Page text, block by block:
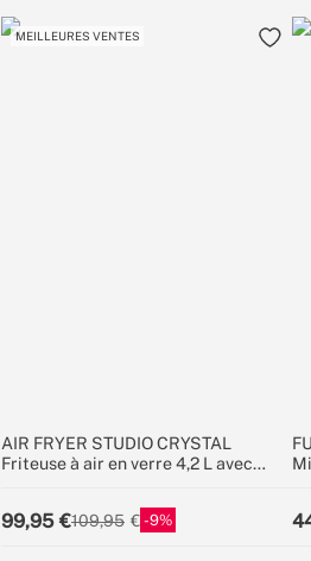
MEILLEURES VENTES
AIR FRYER STUDIO CRYSTAL
Friteuse à air en verre 4,2 L avec
99,95 109,95 9